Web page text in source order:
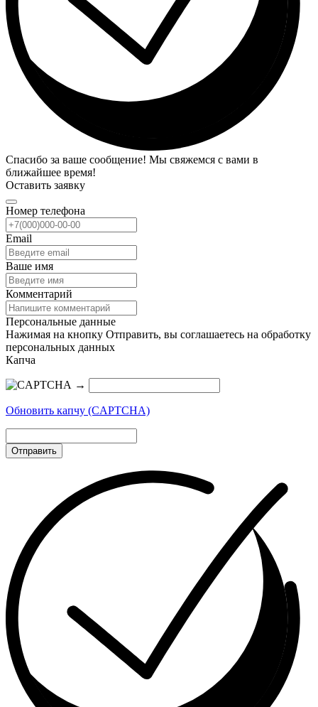
Спасибо за ваше сообщение! Мы свяжемся с вами в
ближайшее время!
Оставить заявку
Номер телефона
Email
Ваше имя
Комментарий
Персональные данные
Нажимая на кнопку Отправить, вы соглашаетесь на обработку
персональных данных
Капча
→
Обновить капчу (CAPTCHA)
Отправить